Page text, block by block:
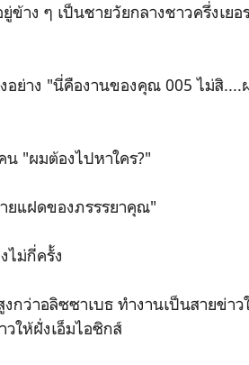
าง ๆ เป็นชายวัยกลางชาวครึ่งเย
ย่าง "นี่คืองานของคุณ 005 ไม่สิ....
"ผมต้องไปหาใคร?"
ยแฝดของภรรรยาคุณ"
ไม่กี่ครั้ง
กว่าอลิซซาเบธ ทำงานเป็นสายข่า
ให้ฝั่งเอ็มไอซิกส์